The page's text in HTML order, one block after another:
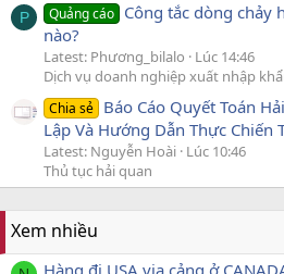
P Quảng cáo Công tắc dòng chảy
nào?
Latest: Phương_bilalo
Lúc 14:46
Dịch vụ doanh nghiệp xuất nhập
Chia sẻ Báo Cáo Quyết Toán
Lập Và Hướng Dẫn Thực Chiến
Latest: Nguyễn Hoài Lúc 10:46
Thủ tục hải quan
Xem nhiều
Hàng đi USA via cảng ở